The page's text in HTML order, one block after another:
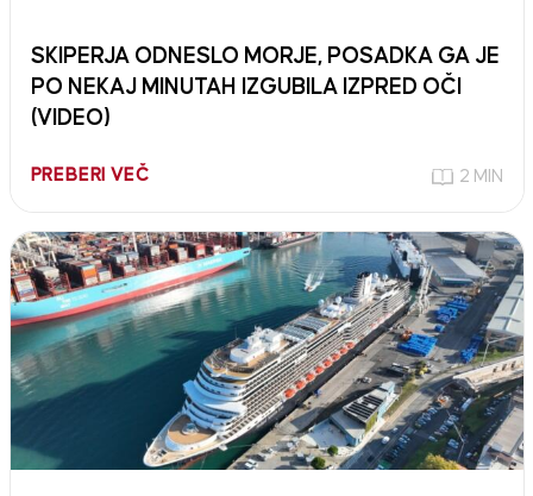
SKIPERJA ODNESLO MORJE, POSADKA GA JE
PO NEKAJ MINUTAH IZGUBILA IZPRED OČI
(VIDEO)
PREBERI VEČ 2 MIN